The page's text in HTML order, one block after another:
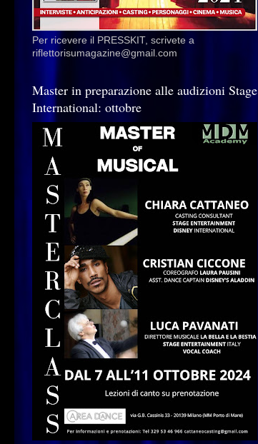
Per ricevere il PRESSKIT, scrivete a
riflettorisumagazine@gmail.com
Master in preparazione alle audizioni Stage
International: ottobre